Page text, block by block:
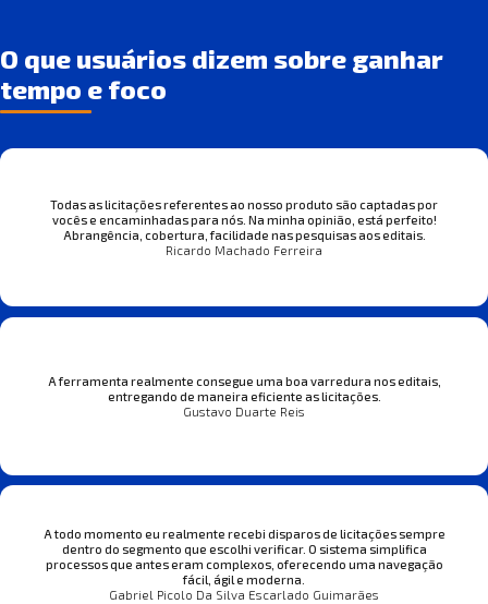
O que usuários dizem sobre ganhar
tempo e foco
Todas as licitações referentes ao nosso produto são captadas por
vocês e encaminhadas para nós. Na minha opinião, está perfeito!
Abrangência, cobertura, facilidade nas pesquisas aos editais.
Ricardo Machado Ferreira
A ferramenta realmente consegue uma boa varredura nos editais,
entregando de maneira eficiente as licitações.
Gustavo Duarte Reis
A todo momento eu realmente recebi disparos de licitações sempre
dentro do segmento que escolhi verificar. O sistema simplifica
processos que antes eram complexos, oferecendo uma navegação
fácil, ágil e moderna.
Gabriel Picolo Da Silva Escarlado Guimarães